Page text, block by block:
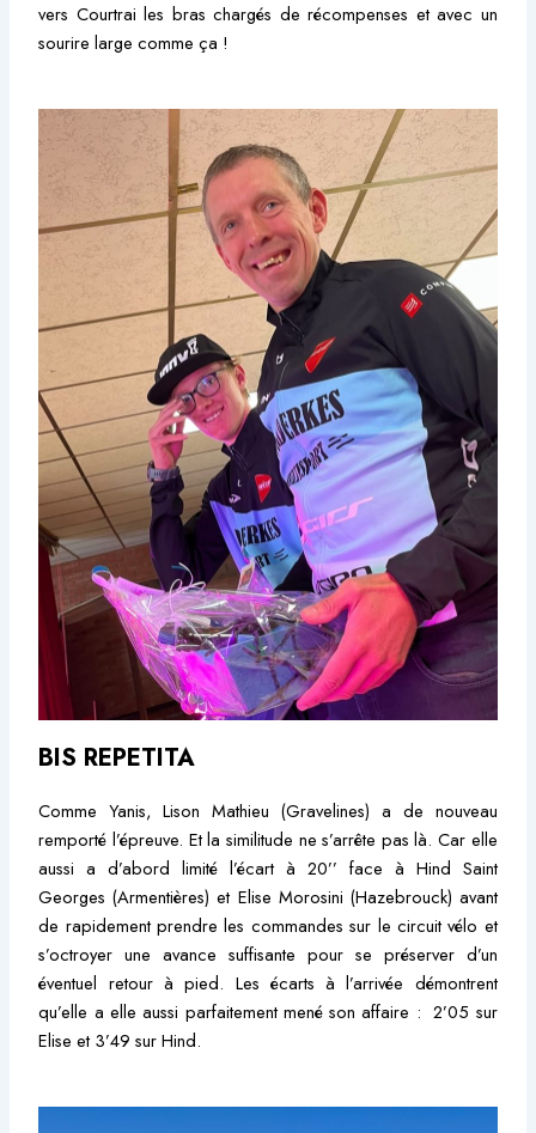
vers Courtrai les bras chargés de récompenses et avec un
sourire large comme ça !
BIS REPETITA
Comme Yanis, Lison Mathieu (Gravelines) a de nouveau
remporté l’épreuve. Et la similitude ne s’arrête pas là. Car elle
aussi a d’abord limité l’écart à 20’’ face à Hind Saint
Georges (Armentières) et Elise Morosini (Hazebrouck) avant
de rapidement prendre les commandes sur le circuit vélo et
s’octroyer une avance suffisante pour se préserver d’un
éventuel retour à pied. Les écarts à l’arrivée démontrent
qu’elle a elle aussi parfaitement mené son affaire : 2’05 sur
Elise et 3’49 sur Hind.